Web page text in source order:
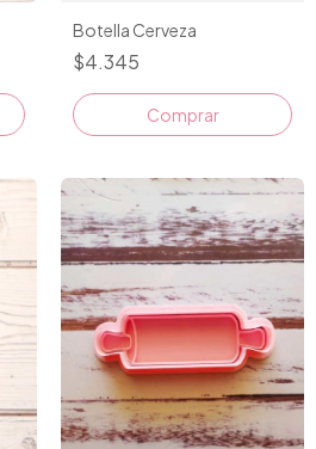
Botella Cerveza
$4.345
Comprar